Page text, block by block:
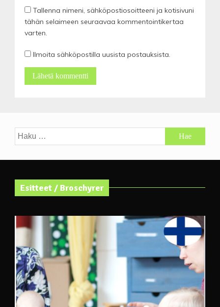
Tallenna nimeni, sähköpostiosoitteeni ja kotisivuni
tähän selaimeen seuraavaa kommentointikertaa
varten.
Ilmoita sähköpostilla uusista postauksista.
Haku:
Esitteet / Broschyrer